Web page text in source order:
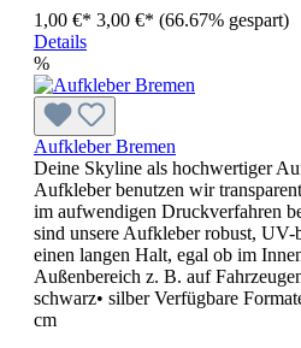
1,00 €* 3,00 €* (66.67% gespart)
Details
%
Aufkleber Bremen
Deine Skyline als hochwertiger
Aufkleber benutzen wir
im aufwendigen Druckverfahren
sind unsere Aufkleber robust, UV-
einen langen Halt, egal ob im
Außenbereich z. B. auf
schwarz• silber Verfügbare
cm